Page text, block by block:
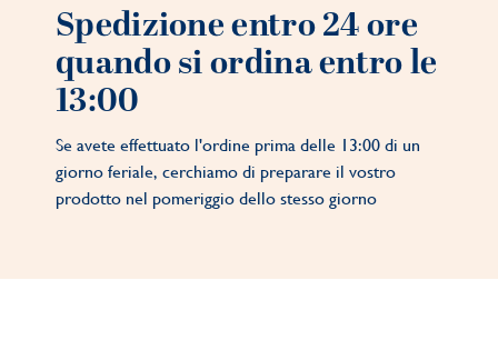
Spedizione entro 24 ore
quando si ordina entro le
13:00
Se avete effettuato l'ordine prima delle 13:00 di un
giorno feriale, cerchiamo di preparare il vostro
prodotto nel pomeriggio dello stesso giorno